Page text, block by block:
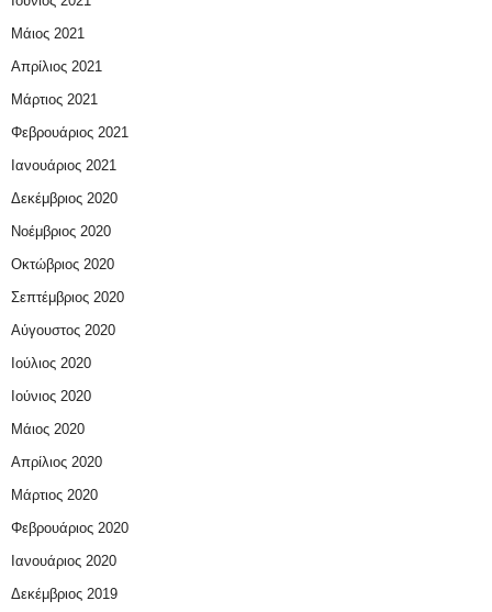
Μάιος 2021
Απρίλιος 2021
Μάρτιος 2021
Φεβρουάριος 2021
Ιανουάριος 2021
Δεκέμβριος 2020
Νοέμβριος 2020
Οκτώβριος 2020
Σεπτέμβριος 2020
Αύγουστος 2020
Ιούλιος 2020
Ιούνιος 2020
Μάιος 2020
Απρίλιος 2020
Μάρτιος 2020
Φεβρουάριος 2020
Ιανουάριος 2020
Δεκέμβριος 2019